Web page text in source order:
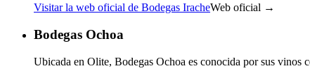
Visitar la web oficial de Bodegas IracheWeb oficial →
Bodegas Ochoa
Ubicada en Olite, Bodegas Ochoa es conocida por sus vinos